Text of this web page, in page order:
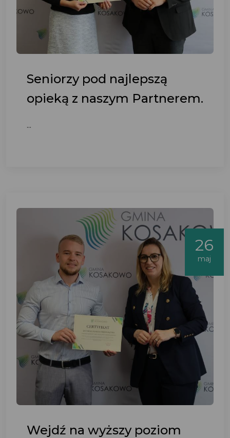
Seniorzy pod najlepszą
opieką z naszym Partnerem.
...
26
maj
Wejdź na wyższy poziom